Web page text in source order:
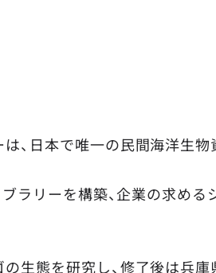
、日本で唯一の民間海洋生物
ラリーを構築、企業の求める
生態を研究し、修了後は兵庫